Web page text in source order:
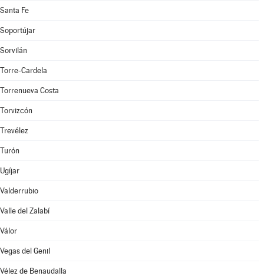
Santa Fe
Soportújar
Sorvilán
Torre-Cardela
Torrenueva Costa
Torvizcón
Trevélez
Turón
Ugíjar
Valderrubio
Valle del Zalabí
Válor
Vegas del Genil
Vélez de Benaudalla